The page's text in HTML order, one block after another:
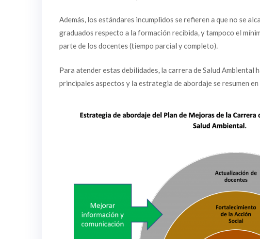
Además, los estándares incumplidos se refieren a que no se
graduados respecto a la formación recibida, y tampoco el
parte de los docentes (tiempo parcial y completo).
Para atender estas debilidades, la carrera de Salud Ambiental
principales aspectos y la estrategia de abordaje se resumen